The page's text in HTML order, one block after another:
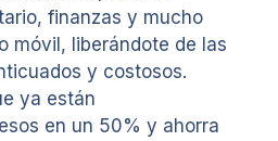
finanzas y mucho
móvil, liberándote de las
y costosos.
ya están
en un 50% y ahorra